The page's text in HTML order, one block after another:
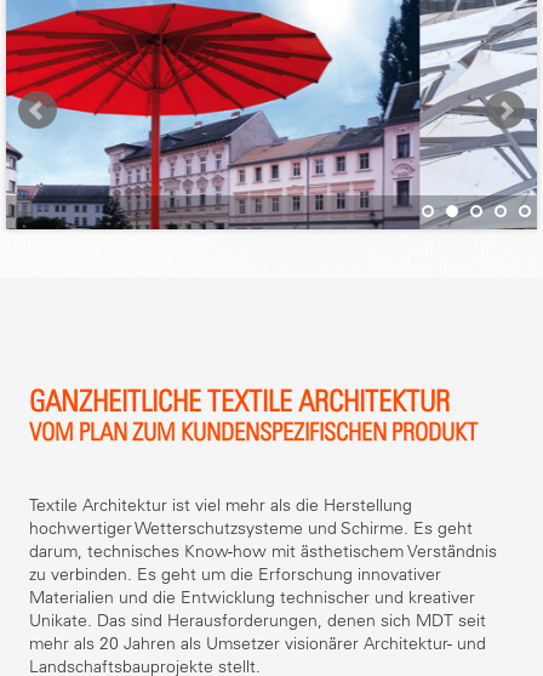
GANZHEITLICHE TEXTILE ARCHITEKTUR
VOM PLAN ZUM KUNDENSPEZIFISCHEN PRODUKT
Textile Architektur ist viel mehr als die Herstellung
hochwertiger Wetterschutzsysteme und Schirme. Es geht
darum, technisches Know-how mit ästhetischem Verständnis
zu verbinden. Es geht um die Erforschung innovativer
Materialien und die Entwicklung technischer und kreativer
Unikate. Das sind Herausforderungen, denen sich MDT seit
mehr als 20 Jahren als Umsetzer visionärer Architektur- und
Landschaftsbauprojekte stellt.